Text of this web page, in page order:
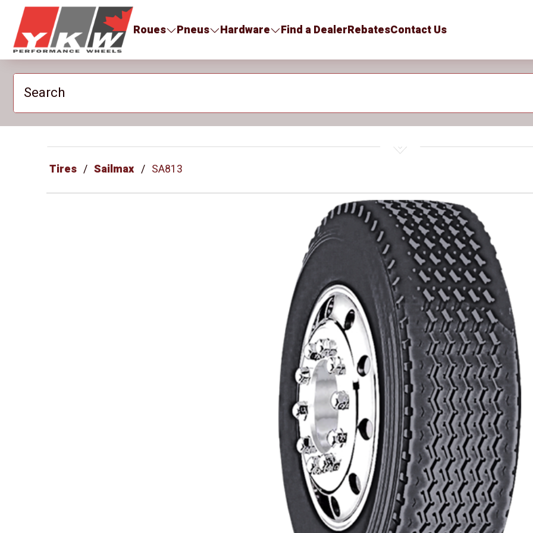
YKW Wheels
Roues
Pneus Hardware Find a DealerRebatesContact Us
Search
Tires Sailmax SA813